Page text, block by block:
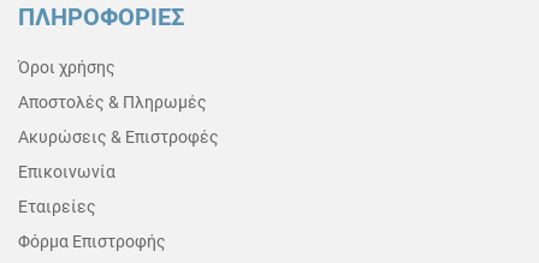
ΠΛΗΡΟΦΟΡΙΕΣ
Όροι χρήσης
Αποστολές & Πληρωμές
Ακυρώσεις & Επιστροφές
Επικοινωνία
Εταιρείες
Φόρμα Επιστροφής